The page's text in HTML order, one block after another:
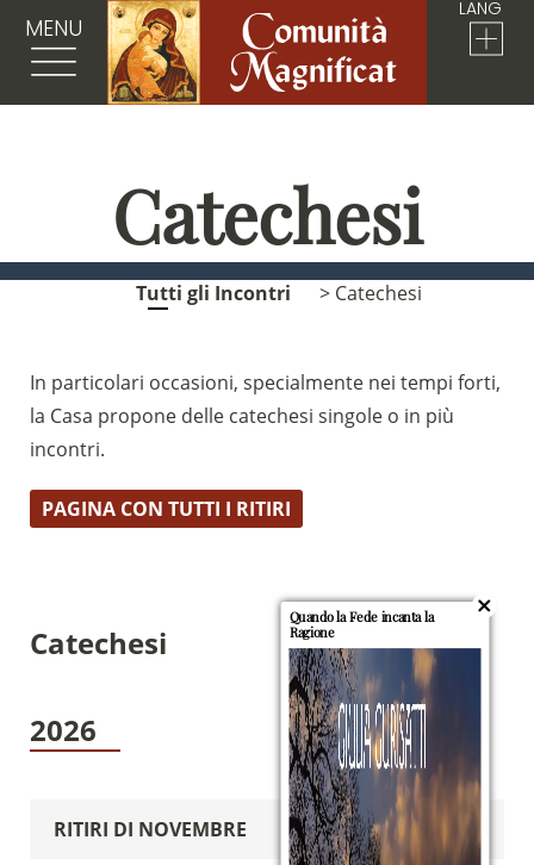
MENU
LANG
Catechesi
Tutti gli Incontri > Catechesi
In particolari occasioni, specialmente nei tempi forti,
la Casa propone delle catechesi singole o in più
incontri.
PAGINA CON TUTTI I RITIRI
Catechesi
2026
RITIRI DI NOVEMBRE
Quando la Fede incanta la
Ragione